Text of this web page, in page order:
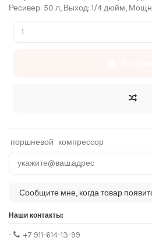
Ресивер: 50 л, Выход: 1/4 дюйм,
поршневой компрессор
Наши контакты:
-
+7 911-614-13-99